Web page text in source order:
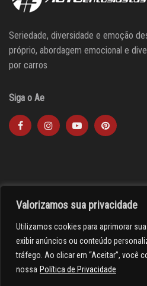
Valorizamos sua privacidade
Utilizamos cookies para aprimorar
exibir anúncios ou conteúdo
tráfego. Ao clicar em “Aceitar”, você
nossa Política de Privacidade
Seriedade, diversidade e emoção
próprio, abordagem emocional e
por carros
Siga o Ae
><(((º> 17